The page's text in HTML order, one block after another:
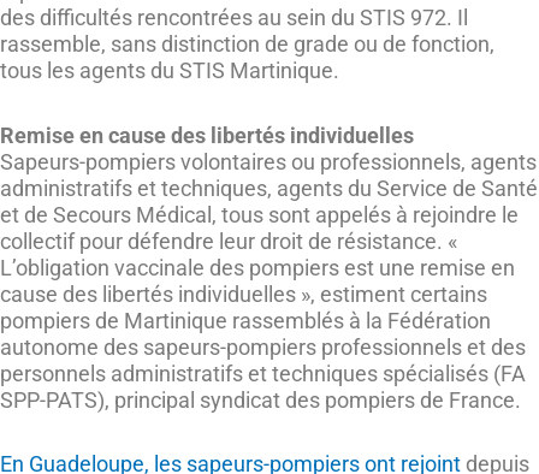
des difficultés rencontrées au sein du STIS 972. Il
rassemble, sans distinction de grade ou de fonction,
tous les agents du STIS Martinique.
Remise en cause des libertés individuelles
Sapeurs-pompiers volontaires ou professionnels, agents
administratifs et techniques, agents du Service de Santé
et de Secours Médical, tous sont appelés à rejoindre le
collectif pour défendre leur droit de résistance. «
L’obligation vaccinale des pompiers est une remise en
cause des libertés individuelles », estiment certains
pompiers de Martinique rassemblés à la Fédération
autonome des sapeurs-pompiers professionnels et des
personnels administratifs et techniques spécialisés (FA
SPP-PATS), principal syndicat des pompiers de France.
En Guadeloupe, les sapeurs-pompiers ont rejoint depuis